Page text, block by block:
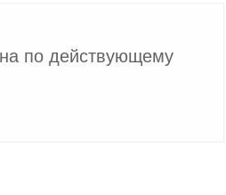
по действующему